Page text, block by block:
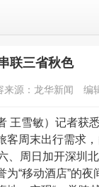
联三省秋色
来源：龙华新闻 编
王雪敏）记者获
客周末出行需求
、周日加开深圳
为“移动酒店”的夜